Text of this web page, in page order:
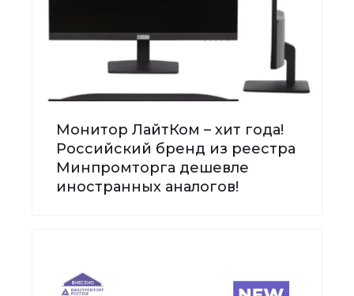
Монитор ЛайтКом – хит года!
Российский бренд из реестра
Минпромторга дешевле
иностранных аналогов!